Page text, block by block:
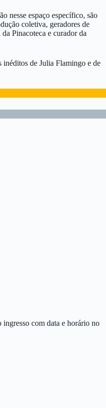
nesse espaço específico, são
coletiva, geradores de
Pinacoteca e curador da
inéditos de Julia Flamingo e de
com data e horário no